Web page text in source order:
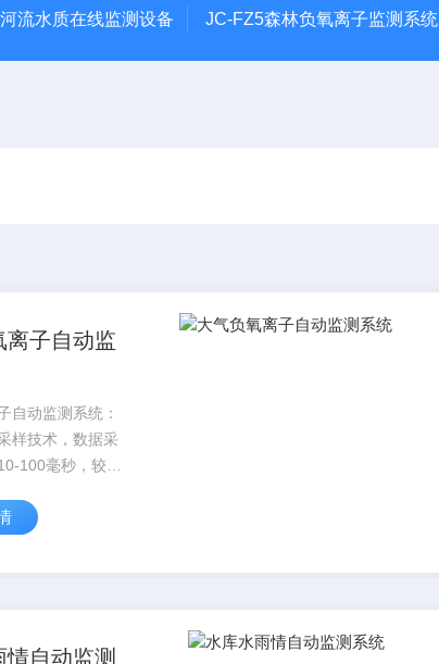
流水质在线监测设备 JC-FZ5森林负氧离子监测系统
离子自动监
自动监测系统：
样技术，数据采
100毫秒，较传
。
情自动监测